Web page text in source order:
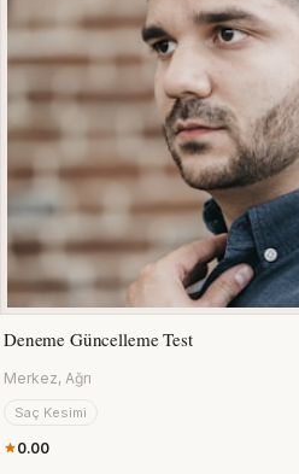
Deneme Güncelleme Test
Merkez, Ağrı
Saç Kesimi
0.00